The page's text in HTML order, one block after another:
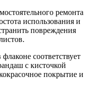
ремонта
использования и
повреждения
соответствует
с кисточкой
покрытие и